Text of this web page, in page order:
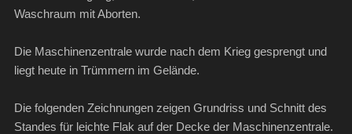
Waschraum mit Aborten.
Die Maschinenzentrale wurde nach dem Krieg gesprengt und
liegt heute in Trümmern im Gelände.
Die folgenden Zeichnungen zeigen Grundriss und Schnitt des
Standes für leichte Flak auf der Decke der Maschinenzentrale.